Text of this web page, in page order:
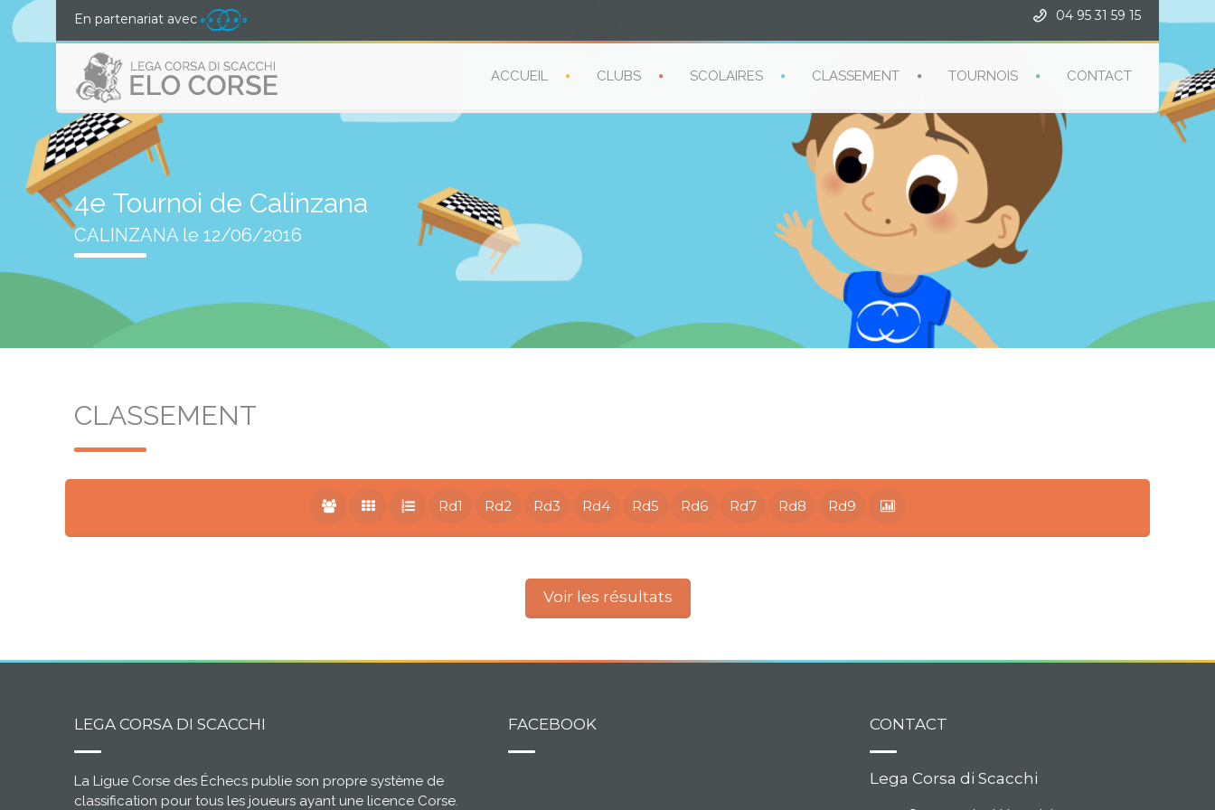
En partenariat avec 04 95 31 59 15
ACCUEIL CLUBS SCOLAIRES CLASSEMENT TOURNOIS CONTACT
4e Tournoi de Calinzana
CALINZANA le 12/06/2016
CLASSEMENT
Rd1 Rd2 Rd3 Rd4 Rd5 Rd6 Rd7 Rd8 Rd9
Voir les résultats
LEGA CORSA DI SCACCHI
La Ligue Corse des Échecs publie son propre système de
classification pour tous les joueurs ayant une licence Corse.
FACEBOOK CONTACT
Lega Corsa di Scacchi